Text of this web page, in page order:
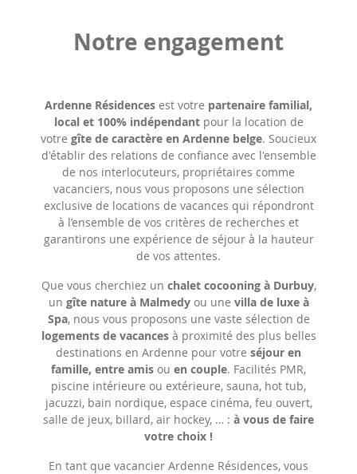
Notre engagement
Ardenne Résidences est votre partenaire familial,
local et 100% indépendantpour la location de
votre gîte de caractère en Ardenne belge. Soucieux
d'établir des relations de confiance avec l'ensemble
de nos interlocuteurs, propriétaires comme
vacanciers, nous vous proposons une sélection
exclusive de locations de vacances qui répondront
à l’ensemble de vos critères de recherches et
garantirons une expérience de séjour à la hauteur
de vos attentes.
Que vous cherchiez un chalet cocooning à Durbuy,
un gîte nature à Malmedyou une villa de luxe à
Spa, nous vous proposons une vaste sélection de
logements de vacancesà proximité des plus belles
destinations en Ardenne pour votre séjour en
famille, entre amis ou en couple. Facilités PMR,
piscine intérieure ou extérieure, sauna, hot tub,
jacuzzi, bain nordique, espace cinéma, feu ouvert,
salle de jeux, billard, air hockey, … : à vous de faire
votre choix !
En tant que vacancier Ardenne Résidences, vous